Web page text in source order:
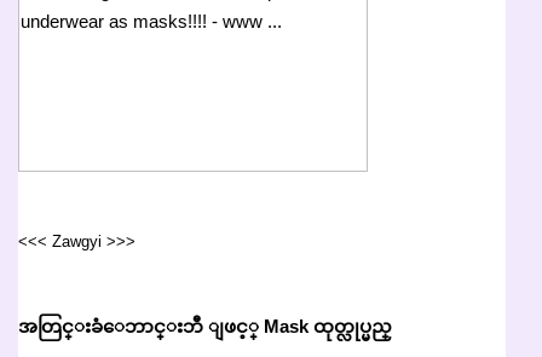
<<< Zawgyi >>>
အတြင္းခံေဘာင္းဘီ ျဖင့္ Mask ထုတ္လုပ္မည္